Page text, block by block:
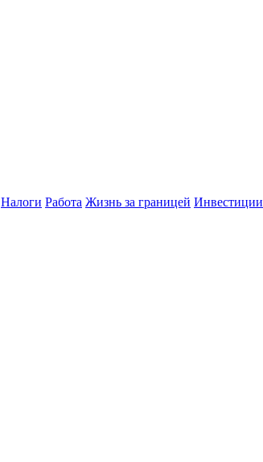
Налоги Работа Жизнь за границей Инвестиции